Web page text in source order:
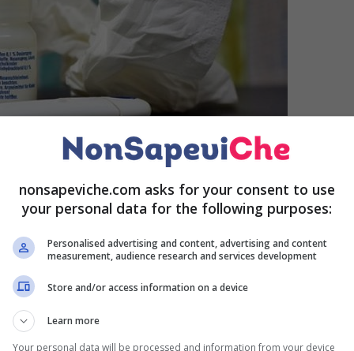
un gran numero di vittime e contagiando un
scienziati scozzesi attraverso uno studio sono
sarebbe rappresentato dai lavaggi nasali con
nonsapeviche.com asks for your consent to use
your personal data for the following purposes:
Personalised advertising and content, advertising and content
measurement, audience research and services development
Store and/or access information on a device
Learn more
Your personal data will be processed and information from your device